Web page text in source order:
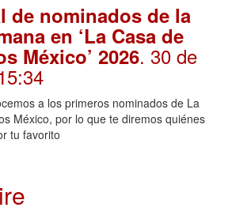
de nominados de la
en ‘La Casa de
México’ 2026. 30 de
a los primeros nominados de La
México, por lo que te diremos quiénes
tu favorito